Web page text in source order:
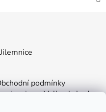
podmínky
a inspiraceVelkoobchod